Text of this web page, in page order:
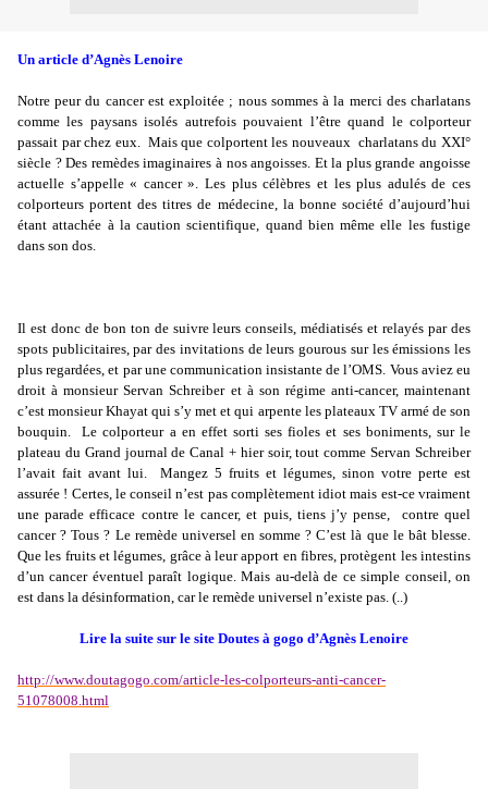
Un article d’Agnès Lenoire
Notre peur du cancer est exploitée ; nous sommes à la merci des charlatans
comme les paysans isolés autrefois pouvaient l’être quand le colporteur
passait par chez eux. Mais que colportent les nouveaux charlatans du XXI°
siècle ? Des remèdes imaginaires à nos angoisses. Et la plus grande angoisse
actuelle s’appelle « cancer ». Les plus célèbres et les plus adulés de ces
colporteurs portent des titres de médecine, la bonne société d’aujourd’hui
étant attachée à la caution scientifique, quand bien même elle les fustige
dans son dos.
Il est donc de bon ton de suivre leurs conseils, médiatisés et relayés par des
spots publicitaires, par des invitations de leurs gourous sur les émissions les
plus regardées, et par une communication insistante de l’OMS. Vous aviez eu
droit à monsieur Servan Schreiber et à son régime anti-cancer, maintenant
c’est monsieur Khayat qui s’y met et qui arpente les plateaux TV armé de son
bouquin.
Le colporteur a en effet sorti ses fioles et ses boniments, sur le
plateau du Grand journal de Canal + hier soir, tout comme Servan Schreiber
l’avait fait avant lui.
Mangez 5 fruits et légumes, sinon votre perte est
assurée ! Certes, le conseil n’est pas complètement idiot mais est-ce vraiment
une parade efficace contre le cancer, et puis, tiens j’y pense,
contre quel
cancer ? Tous ? Le remède universel en somme ? C’est là que le bât blesse.
Que les fruits et légumes, grâce à leur apport en fibres, protègent les intestins
d’un cancer éventuel paraît logique. Mais au-delà de ce simple conseil, on
est dans la désinformation, car le remède universel n’existe pas. (..)
Lire la suite sur le site Doutes à gogo d’Agnès Lenoire
http://www.doutagogo.com/article-les-colporteurs-anti-cancer-
51078008.html